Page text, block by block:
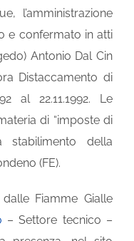
l’amministrazione
e confermato in atti
Antonio Dal Cin
Distaccamento di
al 22.11.1992. Le
di “imposte di
stabilimento della
(FE).
Fiamme Gialle
– Settore tecnico –